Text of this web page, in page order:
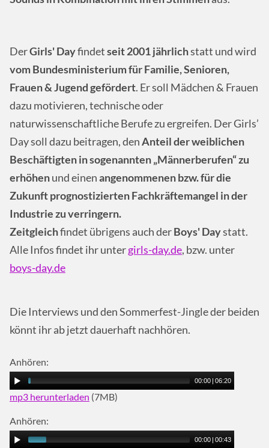
DerGirls' Dayfindetseit 2001 jährlichstatt und wird
vomBundesministerium für Familie, Senioren,
Frauen & Jugend gefördert. Er soll Mädchen & Frauen
dazu motivieren, technische oder
naturwissenschaftliche Berufe zu ergreifen. Der Girls’
Day soll dazu beitragen, denAnteil der weiblichen
Beschäftigten in sogenannten „Männerberufen“ zu
erhöhenund einenangenommenen bzw. für die
Zukunft prognostizierten Fachkräftemangel in der
Industrie zu verringern.
Zeitgleichfindet übrigens auch derBoys' Daystatt.
Alle Infos findet ihr untergirls-day.de, bzw. unter
boys-day.de
Die Interviews und den Sommerfest-Jingle der beiden
könnt ihr ab jetzt dauerhaft nachhören.
Anhören:
00:00 06:20
mp3 herunterladen (7MB)
Anhören:
00:00 00:43